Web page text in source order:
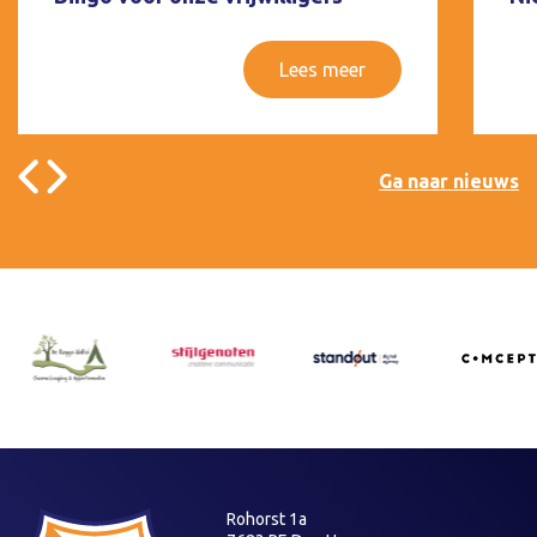
Lees meer
Ga naar nieuws
Rohorst 1a